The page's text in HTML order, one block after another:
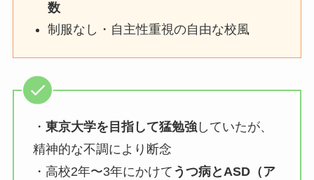
数
制服なし・自主性重視の自由な校風
・ 東京大学を目指して猛勉強していたが、
精神的な不調により断念
・高校2年〜3年にかけて うつ病とASD（ア